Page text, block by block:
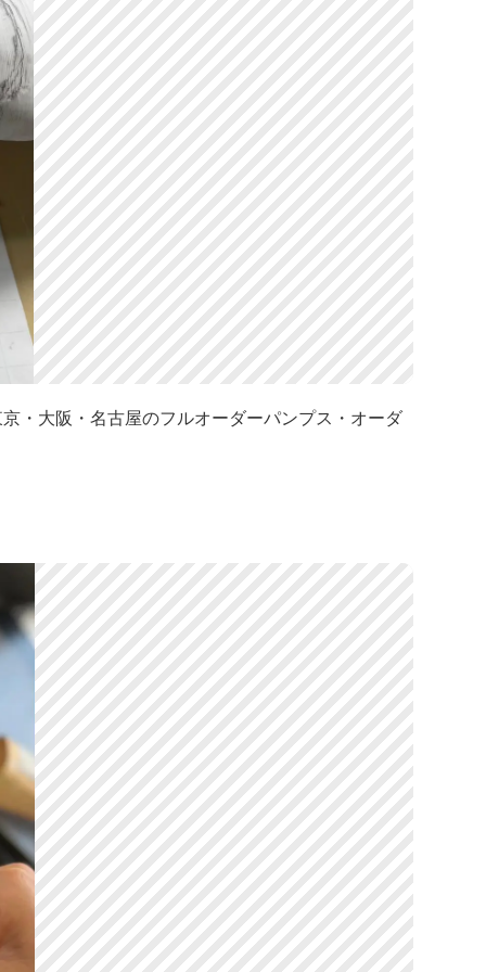
・大阪・名古屋のフルオーダーパンプス・オーダ